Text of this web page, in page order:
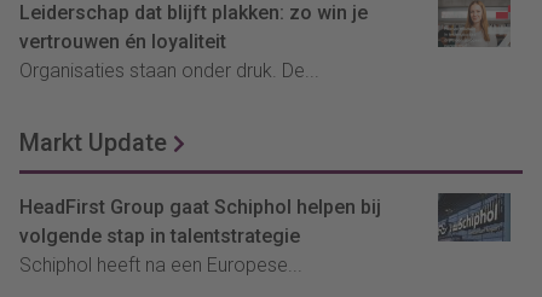
Leiderschap dat blijft plakken: zo win je
vertrouwen én loyaliteit
Organisaties staan onder druk. De...
Markt Update
HeadFirst Group gaat Schiphol helpen bij
volgende stap in talentstrategie
Schiphol heeft na een Europese...